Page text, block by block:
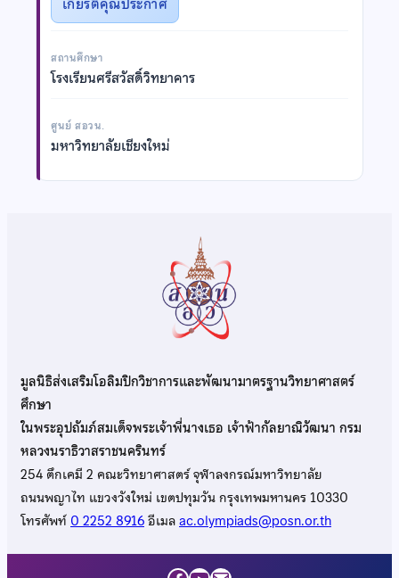
เกียรติคุณประกาศ
สถานศึกษา
โรงเรียนศรีสวัสดิ์วิทยาคาร
ศูนย์ สอวน.
มหาวิทยาลัยเชียงใหม่
มูลนิธิส่งเสริมโอลิมปิกวิชาการและพัฒนามาตรฐานวิทยาศาสตร์
ศึกษา
ในพระอุปถัมภ์สมเด็จพระเจ้าพี่นางเธอ เจ้าฟ้ากัลยาณิวัฒนา กรม
หลวงนราธิวาสราชนครินทร์
254 ตึกเคมี 2 คณะวิทยาศาสตร์ จุฬาลงกรณ์มหาวิทยาลัย
ถนนพญาไท แขวงวังใหม่ เขตปทุมวัน กรุงเทพมหานคร 10330
โทรศัพท์0 2252 8916อีเมลac.olympiads@posn.or.th